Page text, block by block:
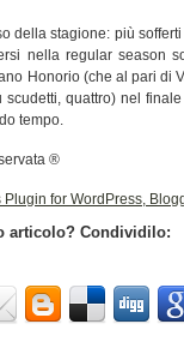
della stagione: più
nella regular season
Honorio (che al pari di
scudetti, quattro) nel
tempo.
®
articolo? Condividilo: